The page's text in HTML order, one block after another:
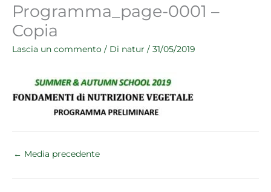
Programma_page-0001 –
Copia
Lascia un commento / Di natur / 31/05/2019
← Media precedente